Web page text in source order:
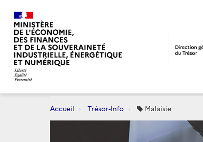
Accueil Trésor-Info Malaisie